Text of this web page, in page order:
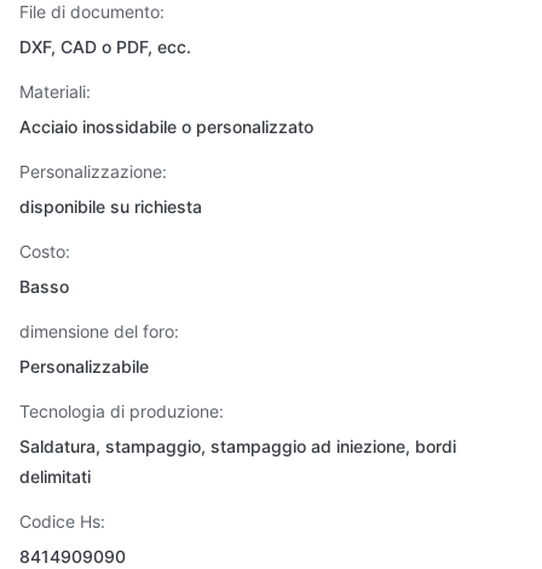
File di documento:
DXF, CAD o PDF, ecc.
Materiali:
Acciaio inossidabile o personalizzato
Personalizzazione:
disponibile su richiesta
Costo:
Basso
dimensione del foro:
Personalizzabile
Tecnologia di produzione:
Saldatura, stampaggio, stampaggio ad iniezione, bordi
delimitati
Codice Hs:
8414909090